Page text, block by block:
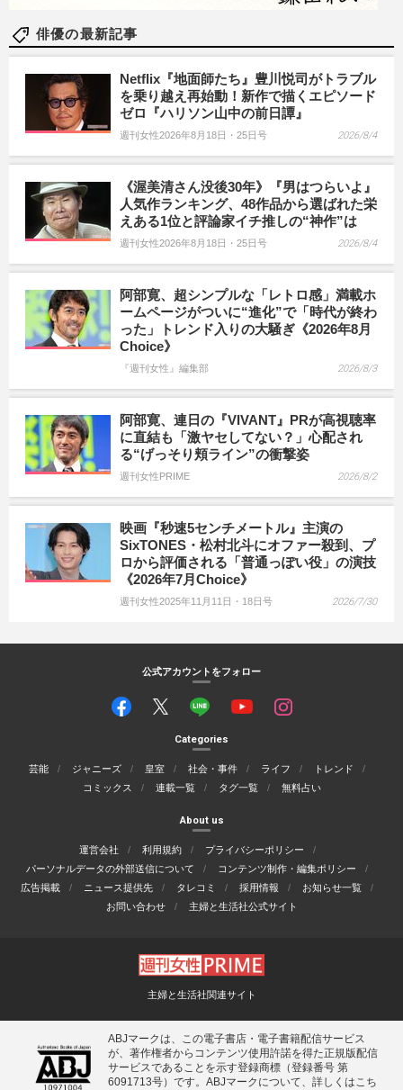
俳優の最新記事
Netflix『地面師たち』豊川悦司がトラブル
を乗り越え再始動！新作で描くエピソード
ゼロ『ハリソン山中の前日譚』
週刊女性2026年8月18日・25日号 2026/8/4
《渥美清さん没後30年》『男はつらいよ』
人気作ランキング、48作品から選ばれた栄
えある1位と評論家イチ推しの“神作”は
週刊女性2026年8月18日・25日号 2026/8/4
阿部寛、超シンプルな「レトロ感」満載ホ
ームページがついに“進化”で「時代が終わ
った」トレンド入りの大騒ぎ《2026年8月
Choice》
『週刊女性』編集部 2026/8/3
阿部寛、連日の『VIVANT』PRが高視聴率
に直結も「激ヤセしてない？」心配され
る“げっそり頬ライン”の衝撃姿
週刊女性PRIME 2026/8/2
映画『秒速5センチメートル』主演の
SixTONES・松村北斗にオファー殺到、プ
ロから評価される「普通っぽい役」の演技
《2026年7月Choice》
週刊女性2025年11月11日・18日号 2026/7/30
公式アカウントをフォロー
Categories
芸能 ジャニーズ 皇室 社会・事件 ライフ
トレンド
コミックス
連載一覧 タグ一覧 無料占い
About us
運営会社 利用規約
プライバシーポリシー
パーソナルデータの外部送信について
コンテンツ制作・編集ポリシー
広告掲載
ニュース提供先 タレコミ 採用情報
お知らせ一覧
お問い合わせ
主婦と生活社公式サイト
主婦と生活社関連サイト
ABJマークは、この電子書店・電子書籍配信サービス
が、著作権者からコンテンツ使用許諾を得た正規版配信
サービスであることを示す登録商標（登録番号 第
6091713号）です。ABJマークについて、詳しくはこち